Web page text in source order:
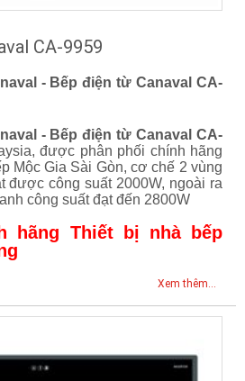
CA-9959
- Bếp điện từ Canaval CA-
- Bếp điện từ Canaval CA-
được phân phối chính hãng
Mộc Gia Sài Gòn, cơ chế 2 vùng
được công suất 2000W, ngoài ra
công suất đạt đến 2800W
hãng Thiết bị nhà bếp
Xem thêm...